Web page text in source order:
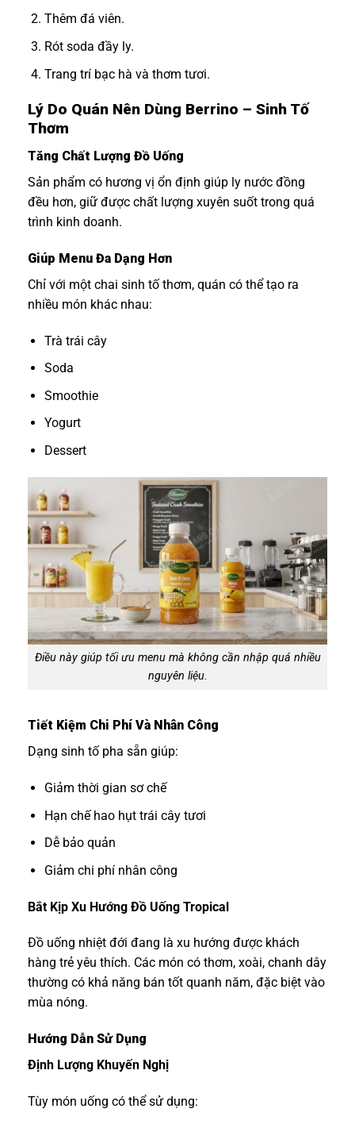
Thêm đá viên.
Rót soda đầy ly.
Trang trí bạc hà và thơm tươi.
Lý Do Quán Nên Dùng Berrino – Sinh Tố
Thơm
Tăng Chất Lượng Đồ Uống
Sản phẩm có hương vị ổn định giúp ly nước đồng
đều hơn, giữ được chất lượng xuyên suốt trong quá
trình kinh doanh.
Giúp Menu Đa Dạng Hơn
Chỉ với một chai sinh tố thơm, quán có thể tạo ra
nhiều món khác nhau:
Trà trái cây
Soda
Smoothie
Yogurt
Dessert
Điều này giúp tối ưu menu mà không cần nhập quá nhiều
nguyên liệu.
Tiết Kiệm Chi Phí Và Nhân Công
Dạng sinh tố pha sẵn giúp:
Giảm thời gian sơ chế
Hạn chế hao hụt trái cây tươi
Dễ bảo quản
Giảm chi phí nhân công
Bắt Kịp Xu Hướng Đồ Uống Tropical
Đồ uống nhiệt đới đang là xu hướng được khách
hàng trẻ yêu thích. Các món có thơm, xoài, chanh dây
thường có khả năng bán tốt quanh năm, đặc biệt vào
mùa nóng.
Hướng Dẫn Sử Dụng
Định Lượng Khuyến Nghị
Tùy món uống có thể sử dụng: